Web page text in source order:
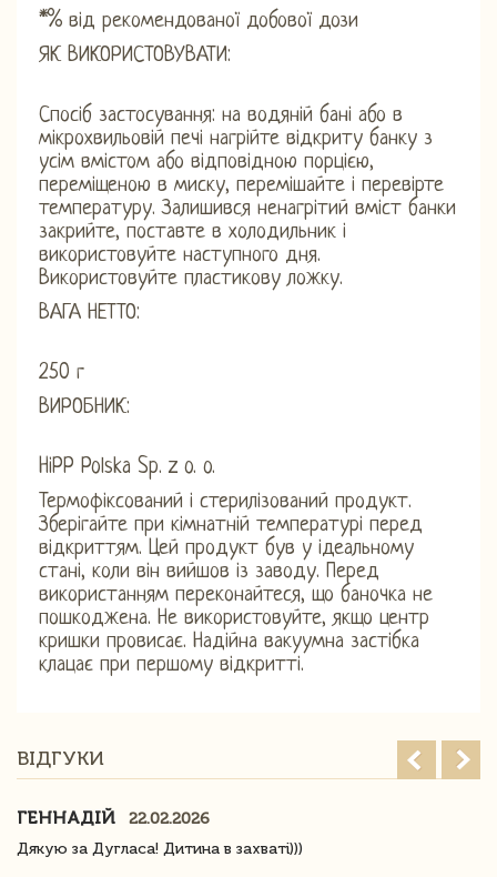
*% від рекомендованої добової дози
ЯК ВИКОРИСТОВУВАТИ:
Спосіб застосування: на водяній бані або в
мікрохвильовій печі нагрійте відкриту банку з
усім вмістом або відповідною порцією,
переміщеною в миску, перемішайте і перевірте
температуру. Залишився ненагрітий вміст банки
закрийте, поставте в холодильник і
використовуйте наступного дня.
Використовуйте пластикову ложку.
ВАГА НЕТТО:
250 г
ВИРОБНИК:
HiPP Polska Sp. z o. o.
Термофіксований і стерилізований продукт.
Зберігайте при кімнатній температурі перед
відкриттям. Цей продукт був у ідеальному
стані, коли він вийшов із заводу. Перед
використанням переконайтеся, що баночка не
пошкоджена. Не використовуйте, якщо центр
кришки провисає. Надійна вакуумна застібка
клацає при першому відкритті.
ВІДГУКИ
ГЕННАДІЙ
22.02.2026
Дякую за Дугласа! Дитина в захваті)))